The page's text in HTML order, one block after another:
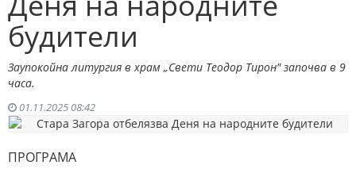
будители
Заупокойна литургия в храм „Свети Теодор Тирон" започва в 9
часа.
01.11.2025 08:42
ПРОГРАМА